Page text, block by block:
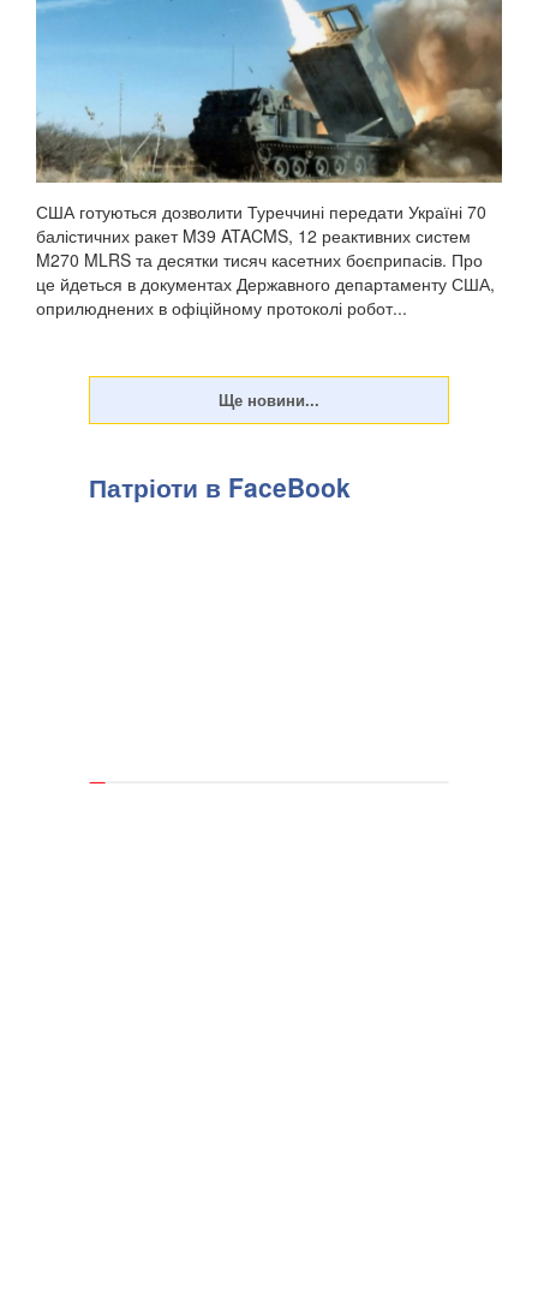
США готуються дозволити Туреччині передати Україні 70
балістичних ракет M39 ATACMS, 12 реактивних систем
M270 MLRS та десятки тисяч касетних боєприпасів. Про
це йдеться в документах Державного департаменту США,
оприлюднених в офіційному протоколі робот...
Патріоти в FaceBook